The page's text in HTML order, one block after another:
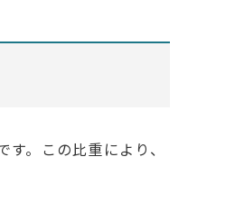
。この比重により、